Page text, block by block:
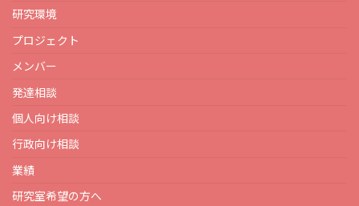
研究環境
プロジェクト
メンバー
発達相談
個人向け相談
行政向け相談
業績
研究室希望の方へ